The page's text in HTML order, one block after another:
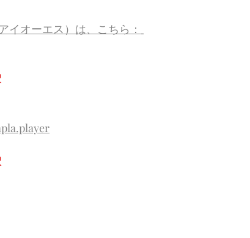
イオーエス）は、こちら：